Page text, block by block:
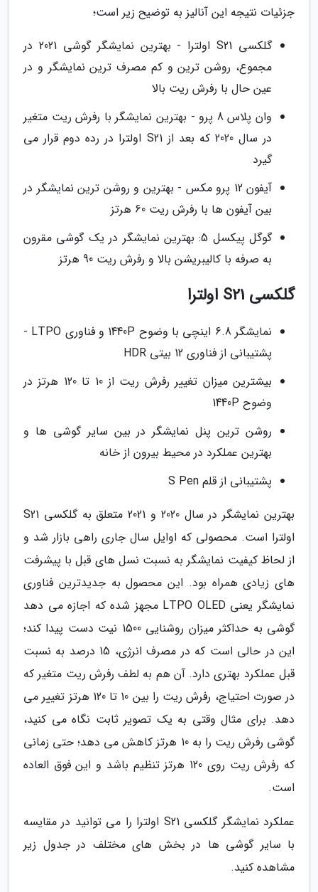
جزئیات نتیجه این آنالیز به توضیح زیر است؛
گلکسی S21 اولترا - بهترین نمایشگر گوشی 2021 در
مجموع، روشن ترین و کم مصرف ترین نمایشگر و در
عین حال با رفرش ریت بالا
وان پلاس 8 پرو - بهترین نمایشگر با رفرش ریت متغیر
در سال 2020 که بعد از S21 اولترا در رده دوم قرار می
گیرد
آیفون 12 پرو مکس - بهترین و روشن ترین نمایشگر در
بین آیفون ها با رفرش ریت 60 هرتز
گوگل پیکسل 5: بهترین نمایشگر در یک گوشی مقرون
به صرفه با کالیبریشن بالا و رفرش ریت 90 هرتز
گلکسی S21 اولترا
نمایشگر 6.8 اینچی با وضوح 1440P و فناوری LTPO -
پشتیبانی از فناوری 12 بیتی HDR
بیشترین میزان تغییر رفرش ریت از 10 تا 120 هرتز در
وضوح 1440P
روشن ترین پنل نمایشگر در بین سایر گوشی ها و
بهترین عملکرد در محیط بیرون از خانه
پشتیبانی از قلم S Pen
بهترین نمایشگر در سال 2020 و 2021 متعلق به گلکسی S21
اولترا است. محصولی که اوایل سال جاری راهی بازار شد و
از لحاظ کیفیت نمایشگر به نسبت نسل های قبل با پیشرفت
های زیادی همراه بود. این محصول به جدیدترین فناوری
نمایشگر یعنی LTPO OLED مجهز شده که اجازه می دهد
گوشی به حداکثر میزان روشنایی 1500 نیت دست پیدا کند؛
این در حالی است که در مصرف انرژی، 15 درصد به نسبت
قبل عملکرد بهتری دارد. آن هم به لطف رفرش ریت متغیر که
در صورت احتیاج، رفرش ریت را بین 10 تا 120 هرتز تغییر می
دهد. برای مثال وقتی به یک تصویر ثابت نگاه می کنید،
گوشی رفرش ریت را به 10 هرتز کاهش می دهد؛ حتی زمانی
که رفرش ریت روی 120 هرتز تنظیم باشد و این فوق العاده
است.
عملکرد نمایشگر گلکسی S21 اولترا را می توانید در مقایسه
با سایر گوشی ها در بخش های مختلف در جدول زیر
مشاهده کنید.